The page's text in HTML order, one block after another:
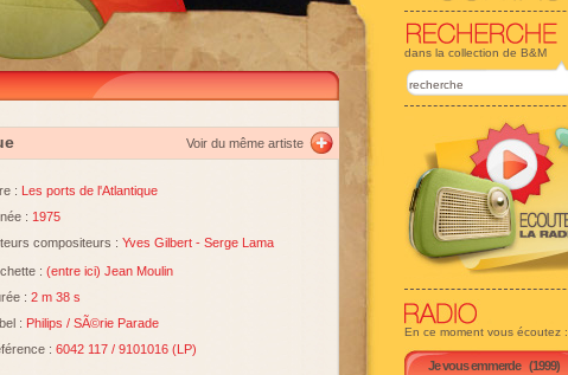
dans la collection de B&M
En ce moment vous écoutez :
Je vous emmerde (1999)
Voir du même artiste
: Les ports de l'Atlantique
: 1975
compositeurs : Yves Gilbert - Serge Lama
: (entre ici) Jean Moulin
: 2 m 38 s
: Philips / SÃ©rie Parade
: 6042 117 / 9101016 (LP)